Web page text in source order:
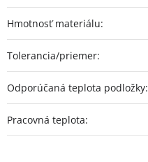
Hmotnosť materiálu:
Tolerancia/priemer:
Odporúčaná teplota podložky:
Pracovná teplota: